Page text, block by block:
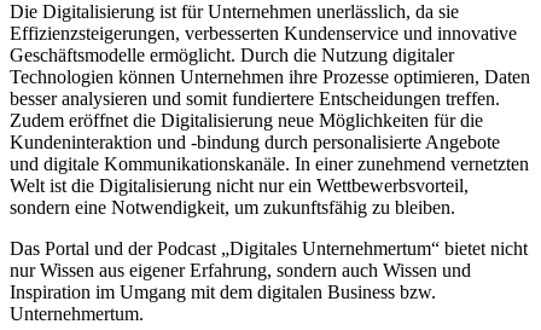
Die Digitalisierung ist für Unternehmen unerlässlich, da sie
Effizienzsteigerungen, verbesserten Kundenservice und innovative
Geschäftsmodelle ermöglicht. Durch die Nutzung digitaler
Technologien können Unternehmen ihre Prozesse optimieren, Daten
besser analysieren und somit fundiertere Entscheidungen treffen.
Zudem eröffnet die Digitalisierung neue Möglichkeiten für die
Kundeninteraktion und -bindung durch personalisierte Angebote
und digitale Kommunikationskanäle. In einer zunehmend vernetzten
Welt ist die Digitalisierung nicht nur ein Wettbewerbsvorteil,
sondern eine Notwendigkeit, um zukunftsfähig zu bleiben.
Das Portal und der Podcast „Digitales Unternehmertum“ bietet nicht
nur Wissen aus eigener Erfahrung, sondern auch Wissen und
Inspiration im Umgang mit dem digitalen Business bzw.
Unternehmertum.